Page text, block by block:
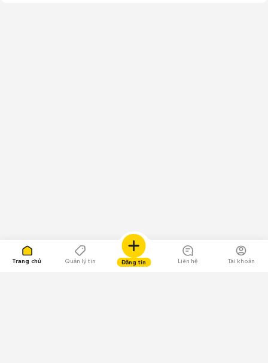
Trang chủ Quản lý tin Đăng tin Liên hệ Tài khoản